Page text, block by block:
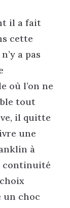
il a fait
cette
a pas
où l’on ne
tout
il quitte
une
à
continuité
un choc